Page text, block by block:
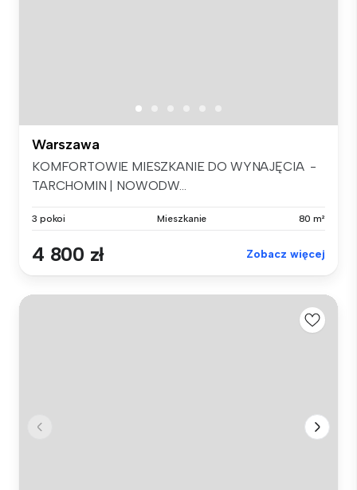
Warszawa
KOMFORTOWIE MIESZKANIE DO WYNAJĘCIA -
TARCHOMIN | NOWODW...
3 pokoi Mieszkanie 80 m²
4 800 zł Zobacz więcej